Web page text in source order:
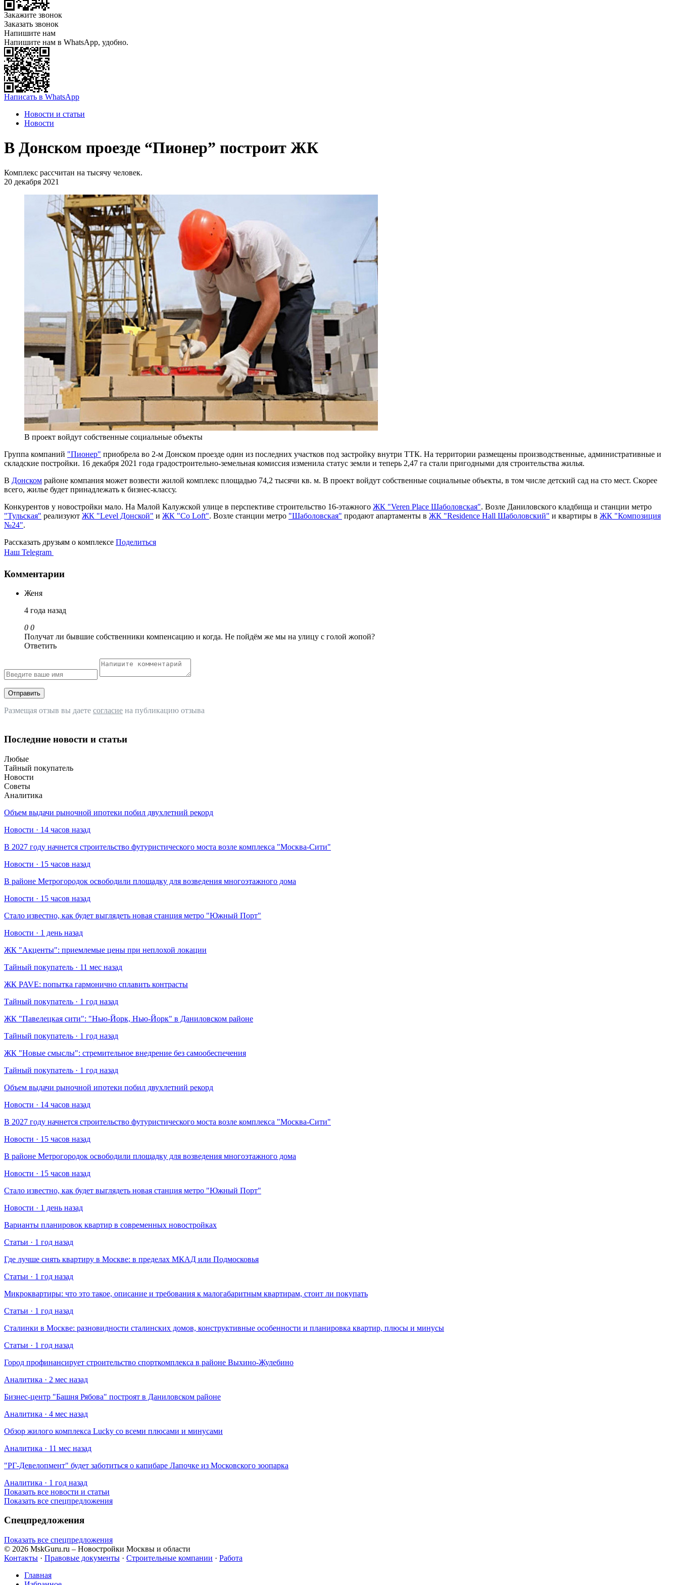
Закажите звонок
Заказать звонок
Напишите нам
Напишите нам в WhatsApp, удобно.
Написать в WhatsApp
Новости и статьи
Новости
В Донском проезде “Пионер” построит ЖК
Комплекс рассчитан на тысячу человек.
20 декабря 2021
В проект войдут собственные социальные объекты
Группа компаний "Пионер" приобрела во 2-м Донском проезде один из последних участков под застройку внутри ТТК. На территории размещены производственные, административные и
складские постройки. 16 декабря 2021 года градостроительно-земельная комиссия изменила статус земли и теперь 2,47 га стали пригодными для строительства жилья.
В Донском районе компания может возвести жилой комплекс площадью 74,2 тысячи кв. м. В проект войдут собственные социальные объекты, в том числе детский сад на сто мест. Скорее
всего, жилье будет принадлежать к бизнес-классу.
Конкурентов у новостройки мало. На Малой Калужской улице в перспективе строительство 16-этажного ЖК "Veren Place Шаболовская". Возле Даниловского кладбища и станции метро
"Тульская" реализуют ЖК "Level Донской" и ЖК "Co Loft". Возле станции метро "Шаболовская" продают апартаменты в ЖК "Residence Hall Шаболовский" и квартиры в ЖК "Композиция
№24".
Рассказать друзьям о комплексе Поделиться
Наш Telegram
Комментарии
Женя
4 года назад
0 0
Получат ли бывшие собственники компенсацию и когда. Не пойдём же мы на улицу с голой жопой?
Ответить
Отправить
Размещая отзыв вы даете согласие на публикацию отзыва
Последние новости и статьи
Любые
Тайный покупатель
Новости
Советы
Аналитика
Объем выдачи рыночной ипотеки побил двухлетний рекорд
Новости · 14 часов назад
В 2027 году начнется строительство футуристического моста возле комплекса "Москва-Сити"
Новости · 15 часов назад
В районе Метрогородок освободили площадку для возведения многоэтажного дома
Новости · 15 часов назад
Стало известно, как будет выглядеть новая станция метро "Южный Порт"
Новости · 1 день назад
​ЖК "Акценты": приемлемые цены при неплохой локации
Тайный покупатель · 11 мес назад
​ЖК PAVE: попытка гармонично сплавить контрасты
Тайный покупатель · 1 год назад
​ЖК "Павелецкая сити": "Нью-Йорк, Нью-Йорк" в Даниловском районе
Тайный покупатель · 1 год назад
​ЖК "Новые смыслы": стремительное внедрение без самообеспечения
Тайный покупатель · 1 год назад
Объем выдачи рыночной ипотеки побил двухлетний рекорд
Новости · 14 часов назад
В 2027 году начнется строительство футуристического моста возле комплекса "Москва-Сити"
Новости · 15 часов назад
В районе Метрогородок освободили площадку для возведения многоэтажного дома
Новости · 15 часов назад
Стало известно, как будет выглядеть новая станция метро "Южный Порт"
Новости · 1 день назад
Варианты планировок квартир в современных новостройках
Статьи · 1 год назад
Где лучше снять квартиру в Москве: в пределах МКАД или Подмосковья
Статьи · 1 год назад
Микроквартиры: что это такое, описание и требования к малогабаритным квартирам, стоит ли покупать
Статьи · 1 год назад
Сталинки в Москве: разновидности сталинских домов, конструктивные особенности и планировка квартир, плюсы и минусы
Статьи · 1 год назад
Город профинансирует строительство спорткомплекса в районе Выхино-Жулебино
Аналитика · 2 мес назад
Бизнес-центр "Башня Рябова" построят в Даниловском районе
Аналитика · 4 мес назад
Обзор жилого комплекса Lucky со всеми плюсами и минусами
Аналитика · 11 мес назад
​"РГ-Девелопмент" будет заботиться о капибаре Лапочке из Московского зоопарка
Аналитика · 1 год назад
Показать все новости и статьи
Показать все спецпредложения
Спецпредложения
Показать все спецпредложения
© 2026 MskGuru.ru – Новостройки Москвы и области
Контакты · Правовые документы · Строительные компании · Работа
Главная